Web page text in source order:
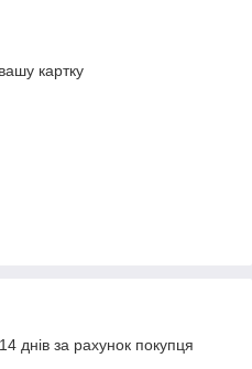
картку
днів за рахунок покупця